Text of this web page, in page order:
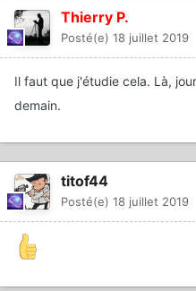
Thierry P.
Posté(e) 18 juillet 2019
Il faut que j'étudie cela. Là,
demain.
titof44
Posté(e) 18 juillet 2019